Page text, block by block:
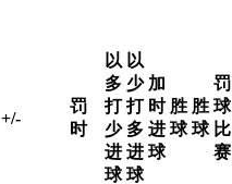
+/-
罚
时
以
多
打
少
进
球
以
少
打
多
进
球
加
时
进
球
胜
球
胜
球
罚
球
比
赛